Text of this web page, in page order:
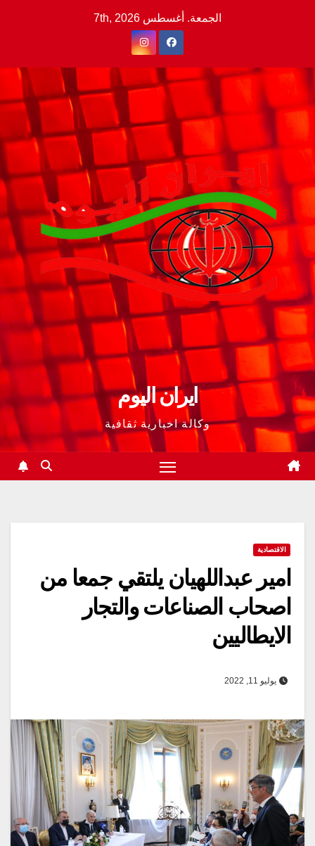
الجمعة. أغسطس 7th, 2026
ايران اليوم
وكالة اخبارية ثقافية
الاقتصادية
امير عبداللهيان يلتقي جمعا من
اصحاب الصناعات والتجار
الايطاليين
يوليو 11, 2022